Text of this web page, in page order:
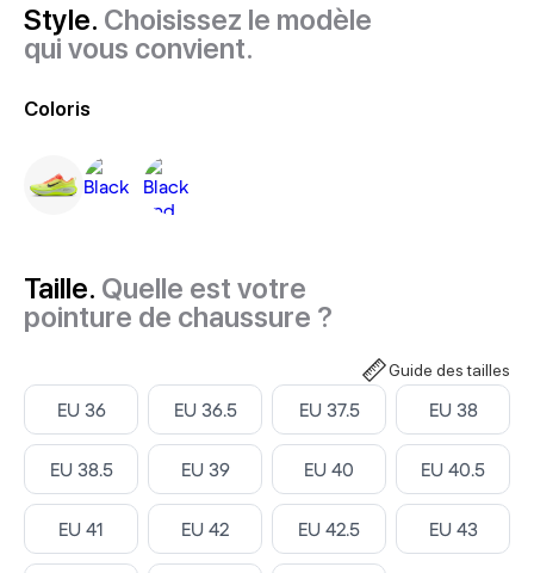
Style. Choisissez le modèle
qui vous convient.
Coloris
Taille. Quelle est votre
pointure de chaussure ?
Guide des tailles
Select
EU 36 Select
EU 36.5 Select
EU 37.5 Select
EU 38
Select
EU 38.5 Select
EU 39 Select
EU 40 Select
EU 40.5
Select
EU 41 Select
EU 42 Select
EU 42.5 Select
EU 43